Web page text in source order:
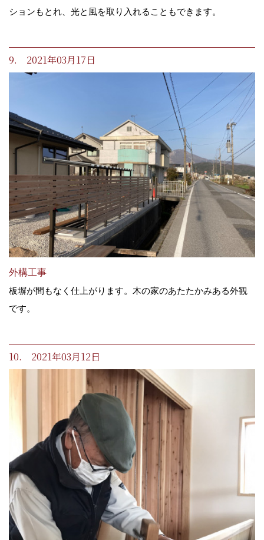
ションもとれ、光と風を取り入れることもできます。
9. 2021年03月17日
外構工事
板塀が間もなく仕上がります。木の家のあたたかみある外観
です。
10. 2021年03月12日